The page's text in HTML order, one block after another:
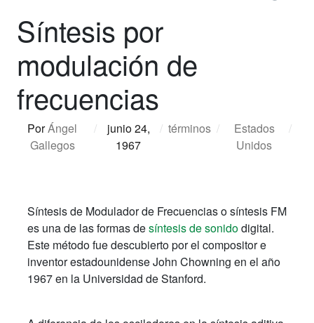
Síntesis por
modulación de
frecuencias
PorÁngel
Gallegos
/
junio 24,
1967
/ términos /
Estados
Unidos
/
Síntesis de Modulador de Frecuencias o síntesis FM
es una de las formas desíntesis de sonidodigital.
Este método fue descubierto por el compositor e
inventor estadounidense John Chowning en el año
1967 en la Universidad de Stanford.